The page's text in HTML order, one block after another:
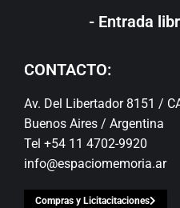
- Entrada
CONTACTO:
Av. Del Libertador 8151 /
Buenos Aires / Argentina
Tel +54 11 4702-9920
info@espaciomemoria.ar
Compras y Licitacitaciones